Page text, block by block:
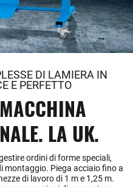
DI LAMIERA IN
E PERFETTO
LA UK.
ordini di forme speciali,
montaggio. Piega acciaio fino a
di lavoro di 1 m e 1,25 m.